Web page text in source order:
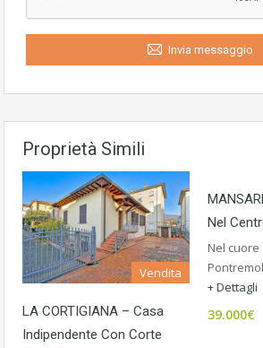
Invia messaggio
Proprietà Simili
Vendita
LA CORTIGIANA – Casa
Indipendente Con Corte
Nel
Nel cuore
+ Dettagli
39.000€